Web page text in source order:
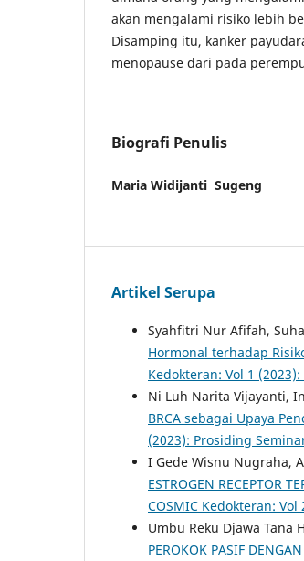
akan mengalami risiko lebih
Disamping itu, kanker
menopause dari pada
Biografi Penulis
Maria Widijanti Sugeng
Artikel Serupa
Syahfitri Nur Afifah,
Hormonal terhadap
Kedokteran: Vol 1
Ni Luh Narita Vijayanti,
BRCA sebagai Upaya
(2023): Prosiding
I Gede Wisnu Nugraha,
ESTROGEN RECEPTOR
COSMIC Kedokteran: Vol
Umbu Reku Djawa
PEROKOK PASIF